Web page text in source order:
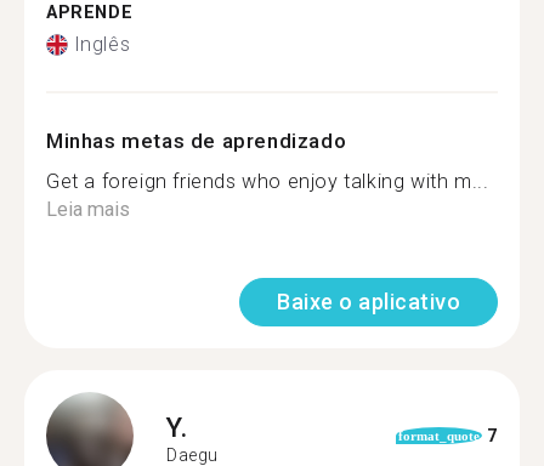
APRENDE
Inglês
Minhas metas de aprendizado
Get a foreign friends who enjoy talking with m...
Leia mais
Baixe o aplicativo
Y.
Daegu
format_quote 7